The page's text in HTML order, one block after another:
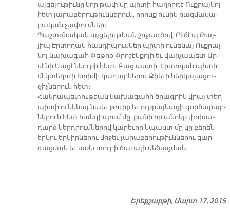
այ­ցե­լու­թիւ­նը նոր թափ մը պի­տի հա­ղոր­դէ Ուք­րայ­նոյ
հետ յա­րա­բե­րու­թիւն­նե­րուն, ո­րոնք ու­նին ռազ­մա­վա­
րա­կան չա­փում­ներ։
Պաշ­տօ­նա­կան այ­ցե­լու­թեան շրջագ­ծով, Րէ­ճէպ Թայ­
յիպ Էր­տո­ղան հան­դի­պում­ներ պի­տի ու­նե­նայ Ուք­րայ­
նոյ նա­խա­գահ Փեթ­րօ Փրո­շէն­քո­յի եւ վար­չա­պետ Ար­
սէ­նի Եա­ցէ­նեու­քի հետ։ Բաց աս­տի, Էր­տո­ղան պի­տի
մէկ­տե­ղուի Խրի­մի դա­դար­նե­րու Քիե­ւի ներ­կա­յա­ցու­
ցիչ­նե­րուն հետ։
Հան­րա­պե­տու­թեան նա­խա­գա­հի ծրագ­րին վրայ տեղ
պի­տի ու­նե­նայ նաեւ թուրք եւ ուք­րայ­նա­ցի գոր­ծա­րար­
նե­րուն հետ հան­դի­պում մը, քա­նի որ ա­նոնք փո­խա­
դարձ ներդ­րում­նե­րով կա­րե­ւոր նպաստ մը կը բե­րեն
եր­կու եր­կիր­նե­րու մի­ջեւ յա­րա­բե­րու­թիւն­նե­րու զար­
գաց­ման եւ ա­ռեւ­տու­րի ծա­ւա­լի մե­ծաց­ման։
Երեքշաբթի, Մարտ 17, 2015